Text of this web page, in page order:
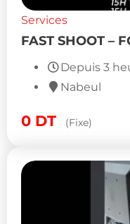
Services
FAST SHOOT –
Depuis 3
Nabeul
0 DT (Fixe)